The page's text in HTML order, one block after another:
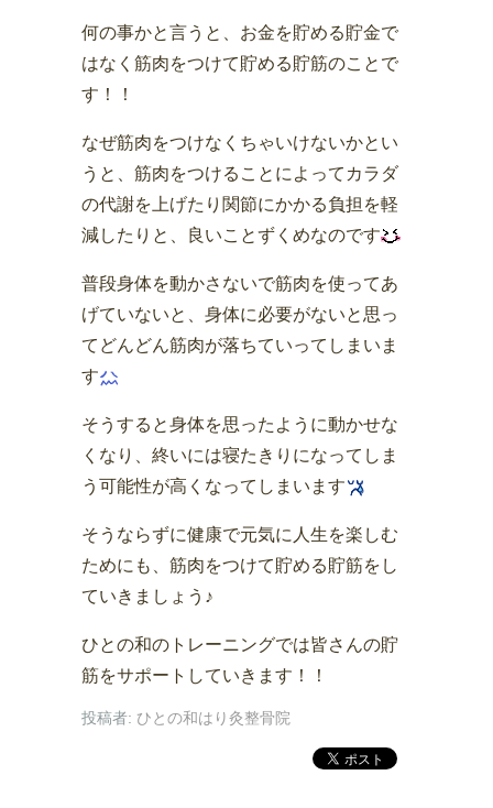
何の事かと言うと、お金を貯める貯金で
はなく筋肉をつけて貯める貯筋のことで
す！！
なぜ筋肉をつけなくちゃいけないかとい
うと、筋肉をつけることによってカラダ
の代謝を上げたり関節にかかる負担を軽
減したりと、良いことずくめなのです
普段身体を動かさないで筋肉を使ってあ
げていないと、身体に必要がないと思っ
てどんどん筋肉が落ちていってしまいま
す
そうすると身体を思ったように動かせな
くなり、終いには寝たきりになってしま
う可能性が高くなってしまいます
そうならずに健康で元気に人生を楽しむ
ためにも、筋肉をつけて貯める貯筋をし
ていきましょう♪
ひとの和のトレーニングでは皆さんの貯
筋をサポートしていきます！！
投稿者: ひとの和はり灸整骨院